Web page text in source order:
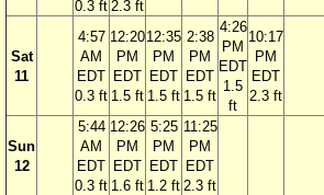
0.3 ft 2.3 ft
Sat
11
4:57
AM
EDT
0.3 ft
12:20
PM
EDT
1.5 ft
12:35
PM
EDT
1.5 ft
2:38
PM
EDT
1.5 ft
4:26
PM
EDT
1.5
ft
10:17
PM
EDT
2.3 ft
Sun
12
5:44
AM
EDT
0.3 ft
12:26
PM
EDT
1.6 ft
5:25
PM
EDT
1.2 ft
11:25
PM
EDT
2.3 ft